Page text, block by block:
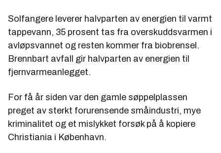
Solfangere leverer halvparten av energien til varmt
tappevann, 35 prosent tas fra overskuddsvarmen i
avløpsvannet og resten kommer fra biobrensel.
Brennbart avfall gir halvparten av energien til
fjernvarmeanlegget.
For få år siden var den gamle søppelplassen
preget av sterkt forurensende småindustri, mye
kriminalitet og et mislykket forsøk på å kopiere
Christiania i København.